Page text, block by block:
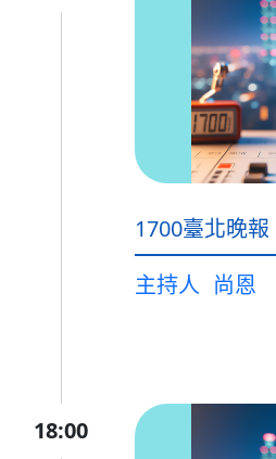
1700臺北晚報
主持人 尚恩
18:00